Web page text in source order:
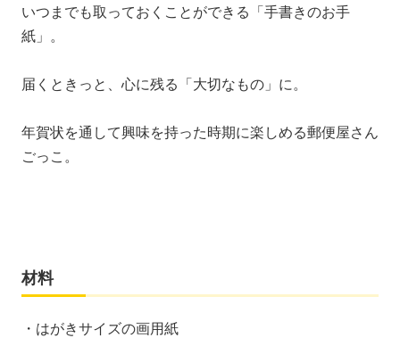
いつまでも取っておくことができる「手書きのお手
紙」。
届くときっと、心に残る「大切なもの」に。
年賀状を通して興味を持った時期に楽しめる郵便屋さん
ごっこ。
材料
・はがきサイズの画用紙